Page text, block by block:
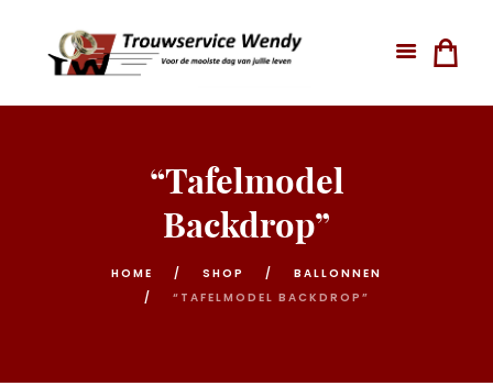
“Tafelmodel
Backdrop”
HOME SHOP
BALLONNEN
“TAFELMODEL BACKDROP”